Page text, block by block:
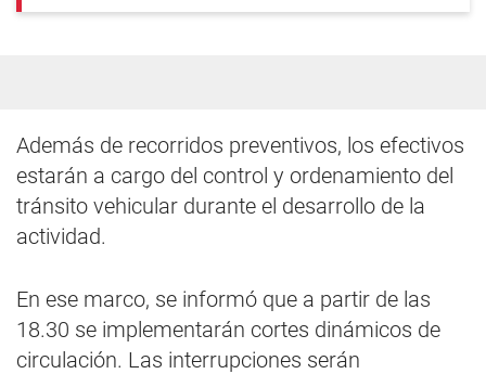
Además de recorridos preventivos, los efectivos
estarán a cargo del control y ordenamiento del
tránsito vehicular durante el desarrollo de la
actividad.
En ese marco, se informó que a partir de las
18.30 se implementarán cortes dinámicos de
circulación. Las interrupciones serán